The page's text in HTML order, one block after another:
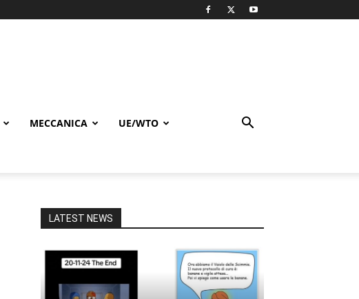
MECCANICA UE/WTO
LATEST NEWS